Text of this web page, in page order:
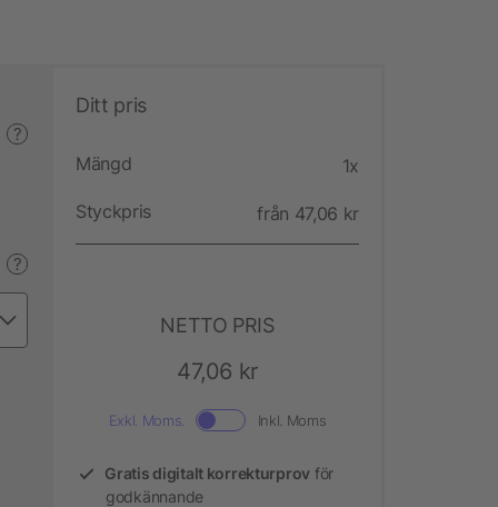
?
?
Ditt pris
Mängd 1x
Styckpris från 47,06 kr
NETTO PRIS
47,06 kr
Exkl. Moms. Inkl. Moms
Gratis digitalt korrekturprov för
godkännande